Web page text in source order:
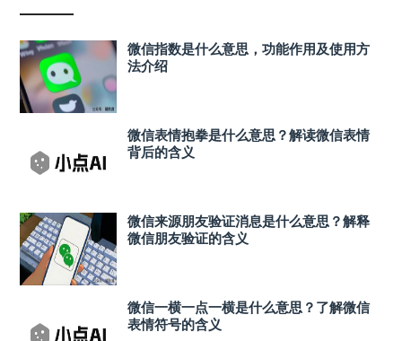
微信指数是什么意思，功能作用及使用方
法介绍
微信表情抱拳是什么意思？解读微信表情
背后的含义
微信来源朋友验证消息是什么意思？解释
微信朋友验证的含义
微信一横一点一横是什么意思？了解微信
表情符号的含义